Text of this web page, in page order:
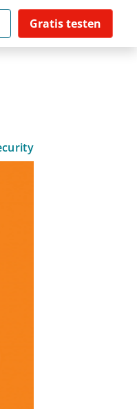
Gratis testen